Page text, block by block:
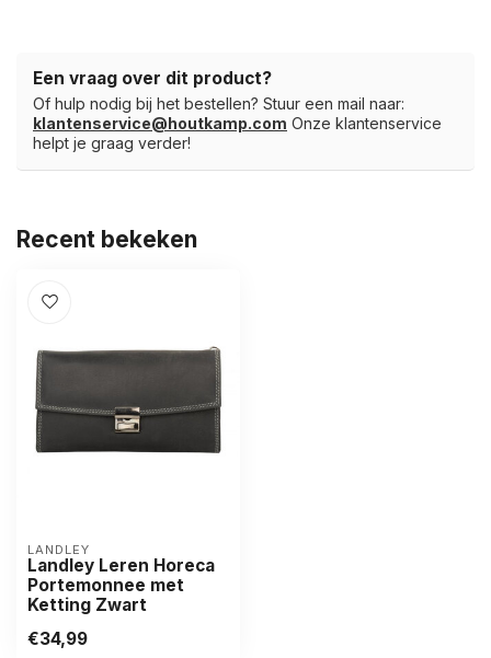
Een vraag over dit product?
Of hulp nodig bij het bestellen? Stuur een mail naar:
klantenservice@houtkamp.com Onze klantenservice
helpt je graag verder!
Recent bekeken
LANDLEY
Landley Leren Horeca
Portemonnee met
Ketting Zwart
€34,99